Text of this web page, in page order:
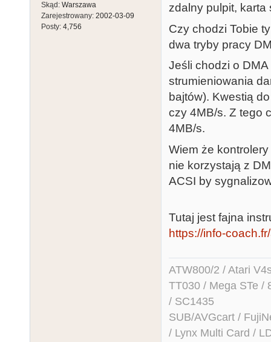
Skąd: Warszawa
Zarejestrowany: 2002-03-09
Posty: 4,756
zdalny pulpit, karta
Czy chodzi Tobie
dwa tryby pracy
Jeśli chodzi o
strumieniowania
bajtów). Kwestią
czy 4MB/s. Z tego
4MB/s.
Wiem że
nie korzystają z
ACSI by
Tutaj jest fajna
https://info-
ATW800/2 / Atari
TT030 / Mega STe /
/ SC1435
SUB/AVGcart /
/ Lynx Multi Card /